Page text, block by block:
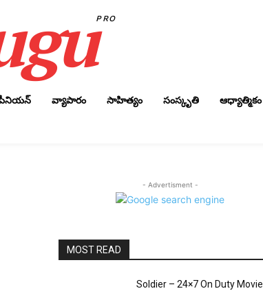
PRO
వ్యాపారం సాహిత్యం సంస్కృతి ఆధ్యాత్మికం
- Advertisment -
MOST READ
Soldier – 24×7 On Duty Movie